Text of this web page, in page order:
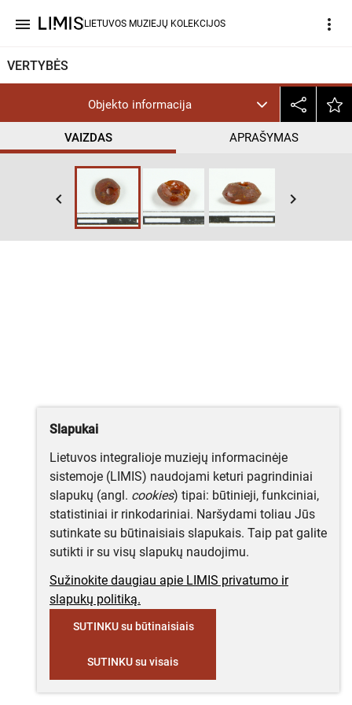
menu LIETUVOS MUZIEJŲ KOLEKCIJOS more_vert
VERTYBĖS
Objekto informacija
VAIZDAS APRAŠYMAS
keyboard_arrow_left keyboard_arrow_right
Slapukai
Lietuvos integralioje muziejų informacinėje
sistemoje (LIMIS) naudojami keturi pagrindiniai
slapukų (angl. cookies) tipai: būtinieji, funkciniai,
statistiniai ir rinkodariniai. Naršydami toliau Jūs
sutinkate su būtinaisiais slapukais. Taip pat galite
sutikti ir su visų slapukų naudojimu.
Sužinokite daugiau apie LIMIS privatumo ir
slapukų politiką.
SUTINKU su būtinaisiais
SUTINKU su visais